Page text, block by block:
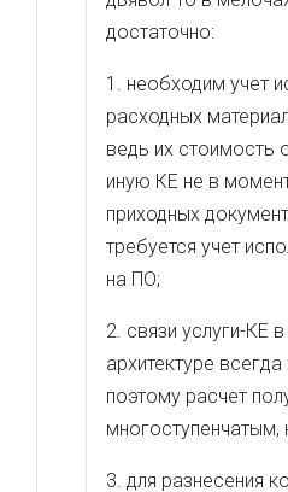
достаточно:
1. необходим учет
расходных
ведь их стоимость
иную КЕ не в
приходных
требуется учет
на ПО;
2. связи услуги-КЕ
архитектуре
поэтому расчет
3. для разнесения